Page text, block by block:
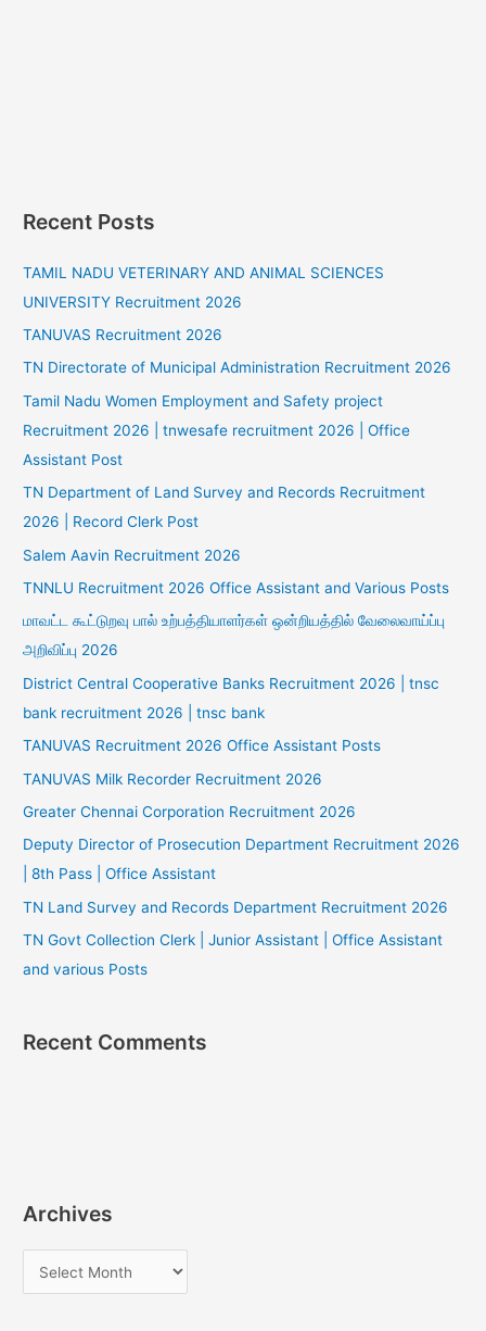
Recent Posts
TAMIL NADU VETERINARY AND ANIMAL SCIENCES
UNIVERSITY Recruitment 2026
TANUVAS Recruitment 2026
TN Directorate of Municipal Administration Recruitment 2026
Tamil Nadu Women Employment and Safety project
Recruitment 2026 | tnwesafe recruitment 2026 | Office
Assistant Post
TN Department of Land Survey and Records Recruitment
2026 | Record Clerk Post
Salem Aavin Recruitment 2026
TNNLU Recruitment 2026 Office Assistant and Various Posts
மாவட்ட கூட்டுறவு பால் உற்பத்தியாளர்கள் ஒன்றியத்தில் வேலைவாய்ப்பு
அறிவிப்பு 2026
District Central Cooperative Banks Recruitment 2026 | tnsc
bank recruitment 2026 | tnsc bank
TANUVAS Recruitment 2026 Office Assistant Posts
TANUVAS Milk Recorder Recruitment 2026
Greater Chennai Corporation Recruitment 2026
Deputy Director of Prosecution Department Recruitment 2026
| 8th Pass | Office Assistant
TN Land Survey and Records Department Recruitment 2026
TN Govt Collection Clerk | Junior Assistant | Office Assistant
and various Posts
Recent Comments
Archives
r